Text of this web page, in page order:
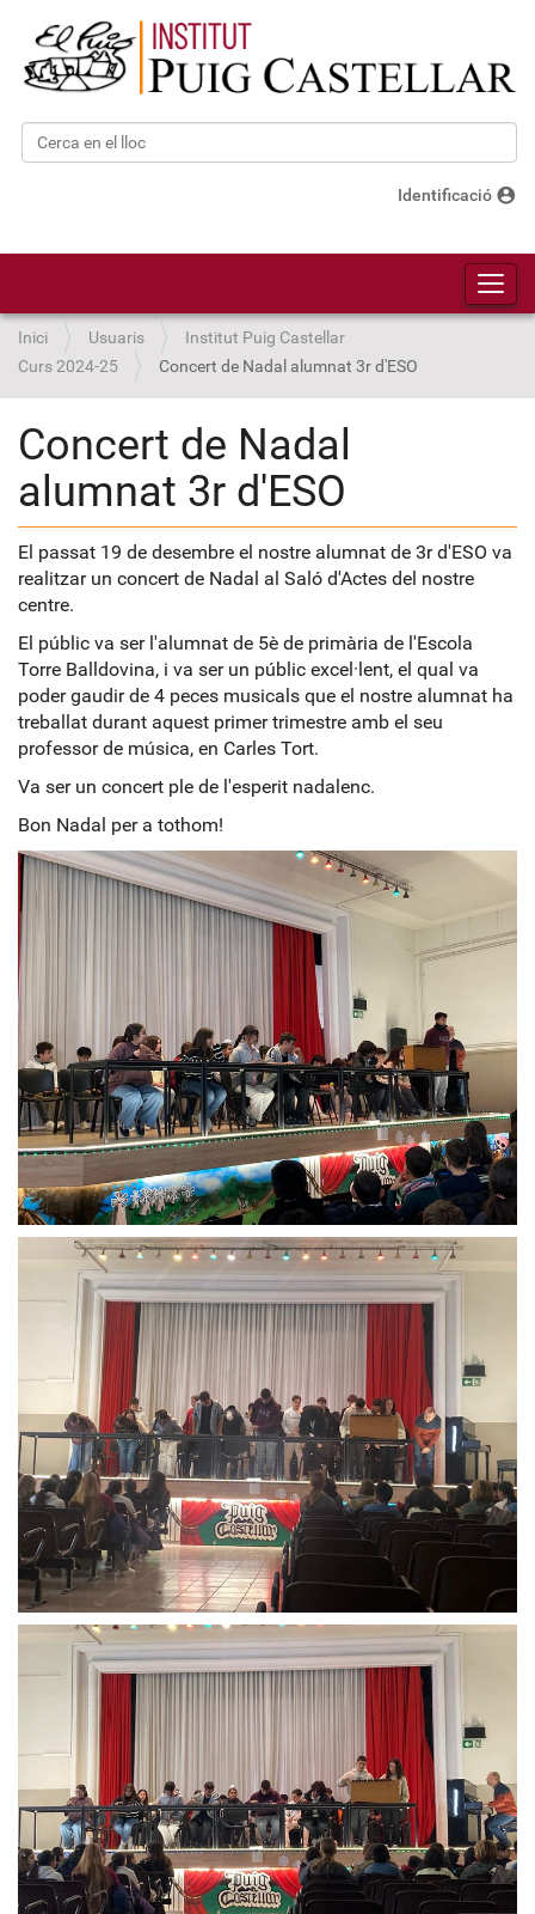
Cerca
Identificació account_circle
Inici Usuaris
Institut Puig Castellar
Curs 2024-25
Concert de Nadal alumnat 3r d'ESO
Concert de Nadal
alumnat 3r d'ESO
El passat 19 de desembre el nostre alumnat de 3r d'ESO va
realitzar un concert de Nadal al Saló d'Actes del nostre
centre.
El públic va ser l'alumnat de 5è de primària de l'Escola
Torre Balldovina, i va ser un públic excel·lent, el qual va
poder gaudir de 4 peces musicals que el nostre alumnat ha
treballat durant aquest primer trimestre amb el seu
professor de música, en Carles Tort.
Va ser un concert ple de l'esperit nadalenc.
Bon Nadal per a tothom!